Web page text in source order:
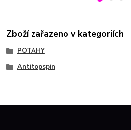
Zboží zařazeno v kategoriích
POTAHY
Antitopspin